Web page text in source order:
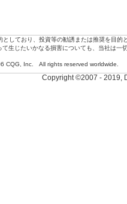
しており、投資等の勧誘または推奨を目
生じたいかなる損害についても、当社は一
CQG, Inc. All rights reserved worldwide.
Copyright ©2007 - 2019,